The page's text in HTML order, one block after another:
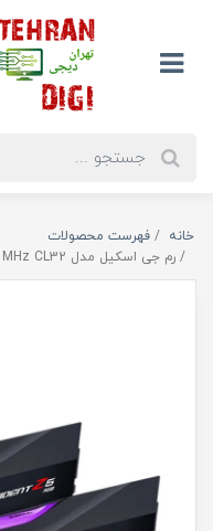
خانه
فهرست محصولات
رم جی اسکیل مدل TRIDENT Z5 RGB 32G(16*2) DDR5 6400 MHz CL32